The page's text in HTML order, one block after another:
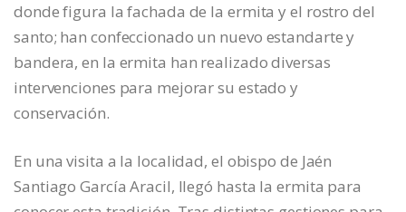
donde figura la fachada de la ermita y el rostro del
santo; han confeccionado un nuevo estandarte y
bandera, en la ermita han realizado diversas
intervenciones para mejorar su estado y
conservación.
En una visita a la localidad, el obispo de Jaén
Santiago García Aracil, llegó hasta la ermita para